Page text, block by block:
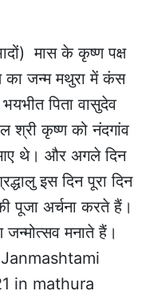
मास के कृष्ण पक्ष
का जन्म मथुरा में कंस
पिता वासुदेव
श्री कृष्ण को नंदगांव
आए थे। और अगले दिन
इस दिन पूरा दिन
पूजा अर्चना करते हैं।
मनाते हैं।
in mathura